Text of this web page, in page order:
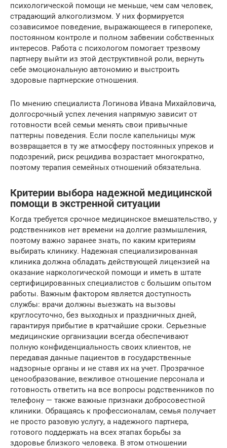
психологической помощи не меньше, чем сам человек,
страдающий алкоголизмом. У них формируется
созависимое поведение, выражающееся в гиперопеке,
постоянном контроле и полном забвении собственных
интересов. Работа с психологом помогает трезвому
партнеру выйти из этой деструктивной роли, вернуть
себе эмоциональную автономию и выстроить
здоровые партнерские отношения.
По мнению специалиста Логинова Ивана Михайловича,
долгосрочный успех лечения напрямую зависит от
готовности всей семьи менять свои привычные
паттерны поведения. Если после капельницы муж
возвращается в ту же атмосферу постоянных упреков и
подозрений, риск рецидива возрастает многократно,
поэтому терапия семейных отношений обязательна.
Критерии выбора надежной медицинской
помощи в экстренной ситуации
Когда требуется срочное медицинское вмешательство, у
родственников нет времени на долгие размышления,
поэтому важно заранее знать, по каким критериям
выбирать клинику. Надежная специализированная
клиника должна обладать действующей лицензией на
оказание наркологической помощи и иметь в штате
сертифицированных специалистов с большим опытом
работы. Важным фактором является доступность
службы: врачи должны выезжать на вызовы
круглосуточно, без выходных и праздничных дней,
гарантируя прибытие в кратчайшие сроки. Серьезные
медицинские организации всегда обеспечивают
полную конфиденциальность своих клиентов, не
передавая данные пациентов в государственные
надзорные органы и не ставя их на учет. Прозрачное
ценообразование, вежливое отношение персонала и
готовность ответить на все вопросы родственников по
телефону — также важные признаки добросовестной
клиники. Обращаясь к профессионалам, семья получает
не просто разовую услугу, а надежного партнера,
готового поддержать на всех этапах борьбы за
здоровье близкого человека. В этом отношении